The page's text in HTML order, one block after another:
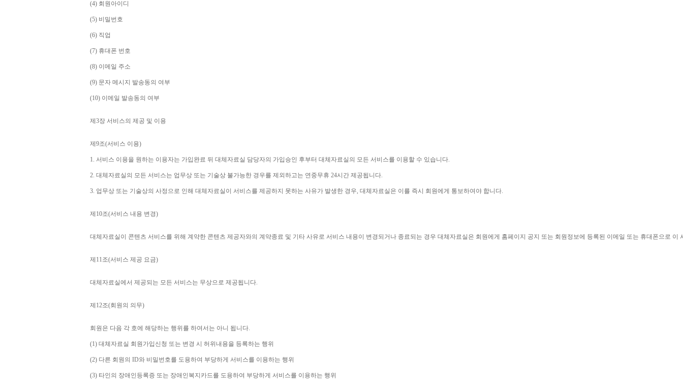
(4) 회원아이디
(5) 비밀번호
(6) 직업
(7) 휴대폰 번호
(8) 이메일 주소
(9) 문자 메시지 발송동의 여부
(10) 이메일 발송동의 여부
제 3장 서비스의 제공 및 이용
제 9조(서비스 이용)
1. 서비스 이용을 원하는 이용자는 가입완료 뒤 대체자료실 담당자의 가입승인 후부터 대체자료실의 모든 서비스를 이용할 수 있습니다.
2. 대체자료실의 모든 서비스는 업무상 또는 기술상 불가능한 경우를 제외하고는 연중무휴 24시간 제공됩니다.
3. 업무상 또는 기술상의 사정으로 인해 대체자료실이 서비스를 제공하지 못하는 사유가 발생한 경우, 대체자료실은 이를 즉시 회원에게 통보하여야 합니다.
제 10조(서비스 내용 변경)
대체자료실이 콘텐츠 서비스를 위해 계약한 콘텐츠 제공자와의 계약종료 및 기타 사유로 서비스 내용이 변경되거나 종료되는 경우 대체자료실은 회원에게 홈페이지 공지 또는 회원정보에 등록된 이메일 또는 휴대폰으로 이
제 11조(서비스 제공 요금)
대체자료실에서 제공되는 모든 서비스는 무상으로 제공됩니다.
제 12조(회원의 의무)
회원은 다음 각 호에 해당하는 행위를 하여서는 아니 됩니다.
(1) 대체자료실 회원가입신청 또는 변경 시 허위내용을 등록하는 행위
(2) 다른 회원의 ID와 비밀번호를 도용하여 부당하게 서비스를 이용하는 행위
(3) 타인의 장애인등록증 또는 장애인복지카드를 도용하여 부당하게 서비스를 이용하는 행위